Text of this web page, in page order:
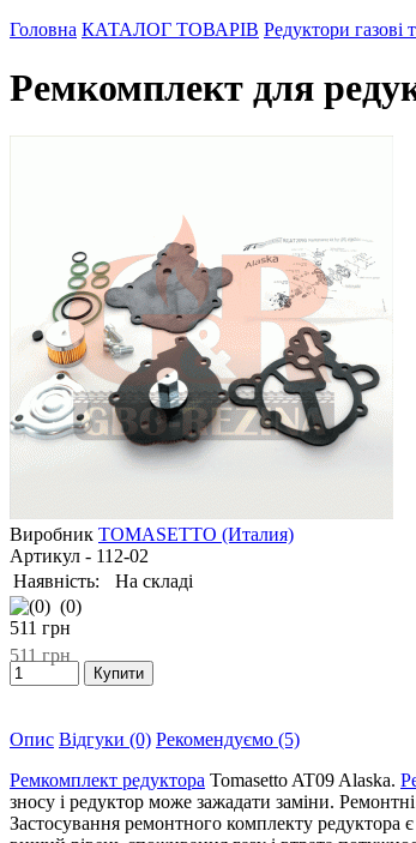
Головна КАТАЛОГ ТОВАРІВ Редуктори газові
Ремкомплект для
Виробник TOMASETTO (Италия)
Артикул - 112-02
Наявність:
На складі
(0)
511 грн
511грн
Опис Відгуки (0) Рекомендуємо (5)
Ремкомплект редуктора Tomasetto AT09 Alaska.
зносу і редуктор може зажадати заміни.
Застосування ремонтного комплекту